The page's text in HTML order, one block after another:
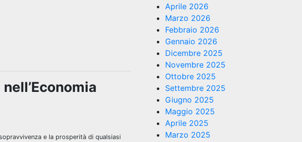
e la prosperità di qualsiasi
Aprile 2026
Marzo 2026
Febbraio 2026
Gennaio 2026
Dicembre 2025
Novembre 2025
Ottobre 2025
Settembre 2025
Giugno 2025
Maggio 2025
Aprile 2025
Marzo 2025